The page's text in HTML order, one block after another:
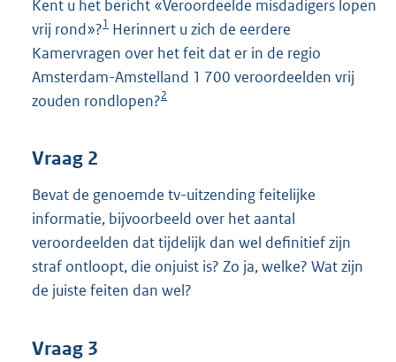
K
b
Kent u het bericht «Veroordeelde misdadigers lopen
vrij rond»?1 Herinnert u zich de eerdere
Kamervragen over het feit dat er in de regio
Amsterdam-Amstelland 1 700 veroordeelden vrij
zouden rondlopen?2
Vraag 2
Bevat de genoemde tv-uitzending feitelijke
informatie, bijvoorbeeld over het aantal
veroordeelden dat tijdelijk dan wel definitief zijn
straf ontloopt, die onjuist is? Zo ja, welke? Wat zijn
de juiste feiten dan wel?
Vraag 3